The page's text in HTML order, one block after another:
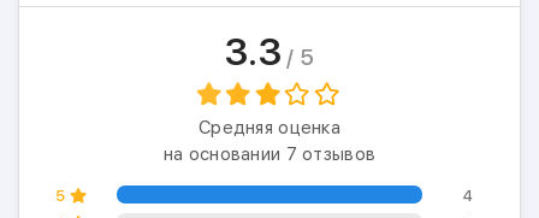
3.3 / 5
Средняя оценка
на основании 7 отзывов
5
4